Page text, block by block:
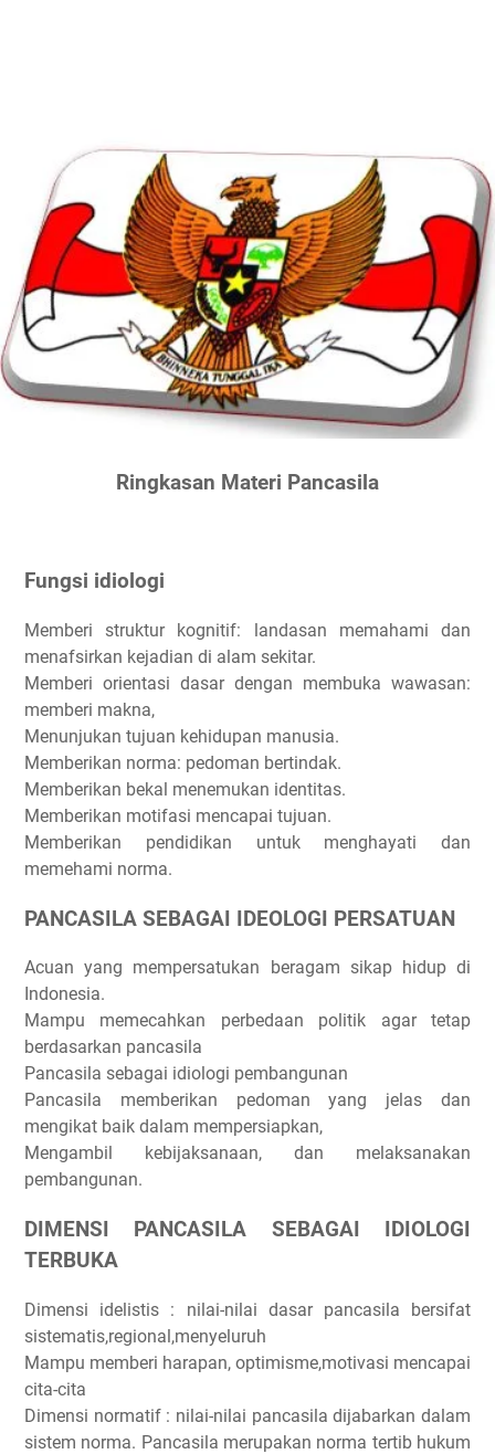
Ringkasan Materi Pancasila
Fungsi idiologi
Memberi struktur kognitif: landasan memahami dan
menafsirkan kejadian di alam sekitar.
Memberi orientasi dasar dengan membuka wawasan:
memberi makna,
Menunjukan tujuan kehidupan manusia.
Memberikan norma: pedoman bertindak.
Memberikan bekal menemukan identitas.
Memberikan motifasi mencapai tujuan.
Memberikan pendidikan untuk menghayati dan
memehami norma.
PANCASILA SEBAGAI IDEOLOGI PERSATUAN
Acuan yang mempersatukan beragam sikap hidup di
Indonesia.
Mampu memecahkan perbedaan politik agar tetap
berdasarkan pancasila
Pancasila sebagai idiologi pembangunan
Pancasila memberikan pedoman yang jelas dan
mengikat baik dalam mempersiapkan,
Mengambil kebijaksanaan, dan melaksanakan
pembangunan.
DIMENSI PANCASILA SEBAGAI IDIOLOGI
TERBUKA
Dimensi idelistis : nilai-nilai dasar pancasila bersifat
sistematis,regional,menyeluruh
Mampu memberi harapan, optimisme,motivasi mencapai
cita-cita
Dimensi normatif : nilai-nilai pancasila dijabarkan dalam
sistem norma. Pancasila merupakan norma tertib hukum